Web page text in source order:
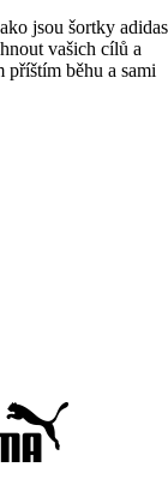
jsou šortky adidas
vašich cílů a
příštím běhu a sami